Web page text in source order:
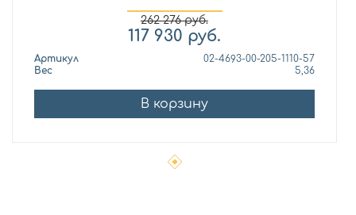
262 276руб.
117 930 руб.
Артикул
02-4693-00-205-1110-57
Вес
5,36
В корзину